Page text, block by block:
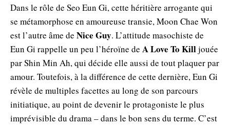
Dans le rôle de Seo Eun Gi, cette héritière arrogante qui
se métamorphose en amoureuse transie, Moon Chae Won
est l’autre âme de Nice Guy. L’attitude masochiste de
Eun Gi rappelle un peu l’héroïne de A Love To Killjouée
par Shin Min Ah, qui décide elle aussi de tout plaquer par
amour. Toutefois, à la différence de cette dernière, Eun Gi
révèle de multiples facettes au long de son parcours
initiatique, au point de devenir le protagoniste le plus
imprévisible du drama – dans le bon sens du terme. C’est